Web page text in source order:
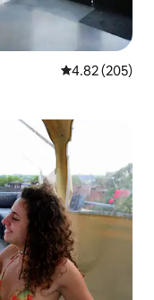
レビュー205
4.82 (205)